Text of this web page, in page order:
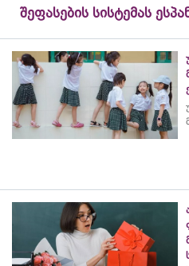
შეფასების სისტემას